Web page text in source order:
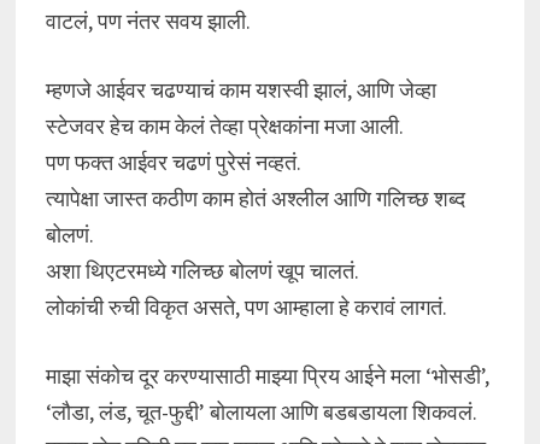
वाटलं, पण नंतर सवय झाली.
म्हणजे आईवर चढण्याचं काम यशस्वी झालं, आणि जेव्हा
स्टेजवर हेच काम केलं तेव्हा प्रेक्षकांना मजा आली.
पण फक्त आईवर चढणं पुरेसं नव्हतं.
त्यापेक्षा जास्त कठीण काम होतं अश्लील आणि गलिच्छ शब्द
बोलणं.
अशा थिएटरमध्ये गलिच्छ बोलणं खूप चालतं.
लोकांची रुची विकृत असते, पण आम्हाला हे करावं लागतं.
माझा संकोच दूर करण्यासाठी माझ्या प्रिय आईने मला ‘भोसडी’,
‘लौडा, लंड, चूत-फुद्दी’ बोलायला आणि बडबडायला शिकवलं.